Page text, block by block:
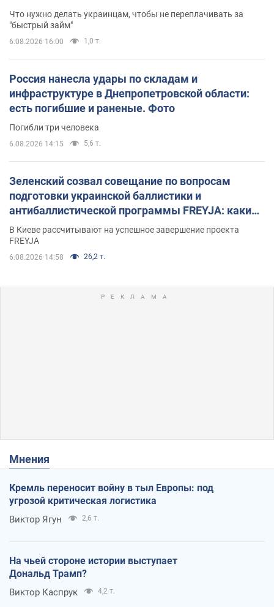
Что нужно делать украинцам, чтобы не переплачивать за
"быстрый займ"
6.08.2026 16:00 1,0 т.
Россия нанесла удары по складам и
инфраструктуре в Днепропетровской области:
есть погибшие и раненые. Фото
Погибли три человека
6.08.2026 14:15 5,6 т.
Зеленский созвал совещание по вопросам
подготовки украинской баллистики и
антибаллистической программы FREYJA: какие
решения готовятся
В Киеве рассчитывают на успешное завершение проекта
FREYJA
6.08.2026 14:58 26,2 т.
Мнения
Кремль переносит войну в тыл Европы: под
угрозой критическая логистика
Виктор Ягун 2,6 т.
На чьей стороне истории выступает
Дональд Трамп?
Виктор Каспрук 4,2 т.